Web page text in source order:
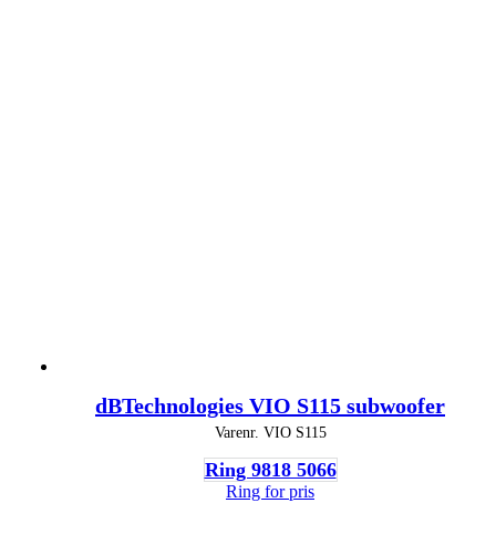
dBTechnologies VIO S115 subwoofer
Varenr. VIO S115
Ring 9818 5066
Ring for pris